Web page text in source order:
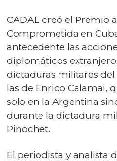
CADAL creó el Premio
Comprometida en
antecedente las
diplomáticos
dictaduras militares del
las de Enrico Calamai,
solo en la Argentina
durante la dictadura
Pinochet.
El periodista y analista